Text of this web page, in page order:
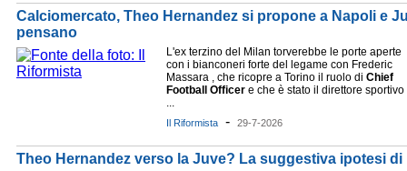
Calciomercato, Theo Hernandez si propone a Napoli e
pensano
L'ex terzino del Milan torverebbe le porte aperte
con i bianconeri forte del legame con Frederic
Massara , che ricopre a Torino il ruolo di Chief
Football
Officer e che è stato il direttore sportivo
...
Il Riformista - 29-7-2026
Theo Hernandez verso la Juve? La suggestiva ipotesi di